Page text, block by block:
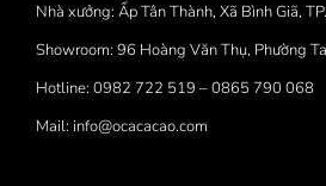
Nhà xưởng: Ấp Tân Thành, Xã Bình Giã,
Showroom: 96 Hoàng Văn Thụ, Phường
Hotline: 0982 722 519 – 0865 790 068
Mail: info@ocacacao.com